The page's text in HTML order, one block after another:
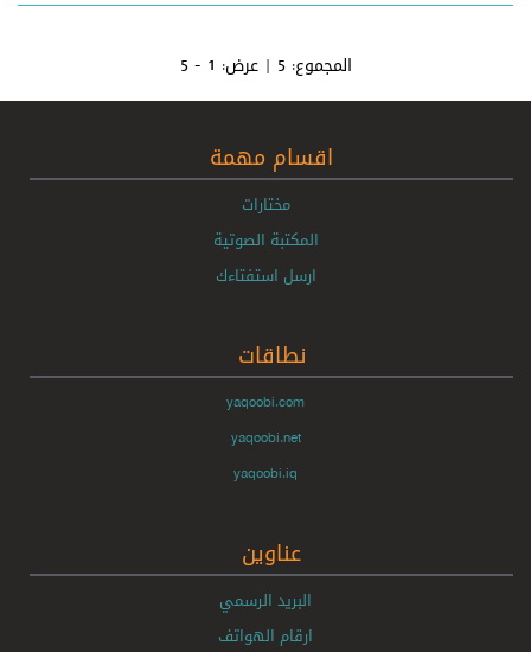
المجموع:5 | عرض: 1 - 5
اقسام مهمة
مختارات
المكتبة الصوتية
ارسل استفتاءك
نطاقات
yaqoobi.com
yaqoobi.net
yaqoobi.iq
عناوين
البريد الرسمي
ارقام الهواتف